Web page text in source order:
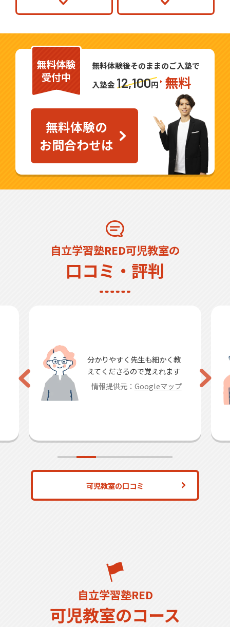
無料体験
受付中
無料体験後そのままのご入塾で
入塾金 12,100円 無料
無料体験の
お問合わせは
自立学習塾RED可児教室の
口コミ・評判
分かりやすく先生も細かく教
えてくださるので覚えれます
情報提供元： Googleマップ
可児教室の口コミ
自立学習塾RED
可児教室のコース